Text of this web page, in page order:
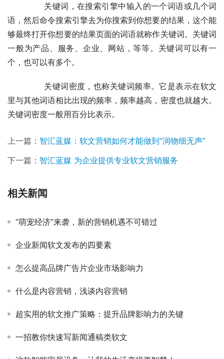
语，然后命令搜索引擎去为你搜索到你想要的结果，这个能
够最终打开你想要的结果页面的词语就称作关键词。关键词
一般为产品、服务、企业、网站，等等。关键词可以有一
个，也可以有多个。
里与其他词语相比出现的频率，频率越高，密度也就越大。
关键词密度一般用百分比表示。
上一篇： 智汇蓝媒：软文营销如何才能做到“润物细无声”
下一篇： 智汇蓝媒 为企业提供专业软文营销服务
相关新闻
“萌宠经济”来袭，新的营销机遇不可错过
企业新闻软文发布的四要素
怎么提高品牌广告片企业市场影响力
什么是内容营销，浅谈内容营销
超实用的软文推广策略：提升品牌影响力的关键
一招教你快速写新闻通稿类软文